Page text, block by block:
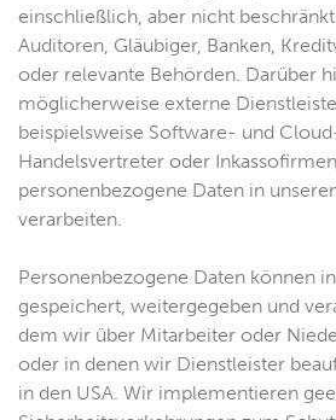
einschließlich, aber nicht
Auditoren, Gläubiger, Banken,
oder relevante Behörden. Darüber
möglicherweise externe
beispielsweise Software- und
Handelsvertreter oder
personenbezogene Daten in
verarbeiten.
Personenbezogene Daten können
gespeichert, weitergegeben und
dem wir über Mitarbeiter oder
oder in denen wir Dienstleister
in den USA. Wir implementieren